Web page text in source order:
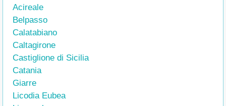
Acireale
Belpasso
Calatabiano
Caltagirone
Castiglione di Sicilia
Catania
Giarre
Licodia Eubea